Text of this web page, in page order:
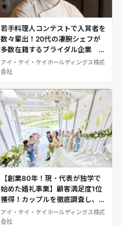
若手料理人コンテストで入賞者を
数々輩出！20代の凄腕シェフが
多数在籍するブライダル企業 ア
イ・ケイ・ケイホールディングス
株式会社※伊藤シェフへの取材が
アイ・ケイ・ケイホールディングス株式
会社
【創業80年！現・代表が独学で
始めた婚礼事業】顧客満足度1位
獲得！カップルを徹底調査し、ス
タッフ総出で考える唯一無二
の”チームウェディング”が人気
アイ・ケイ・ケイホールディングス株式
会社